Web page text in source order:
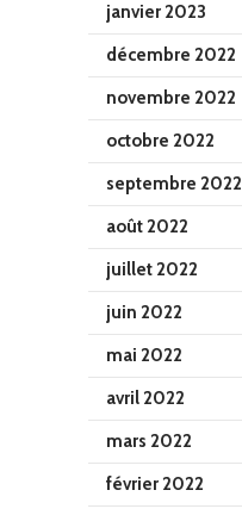
janvier 2023
décembre 2022
novembre 2022
octobre 2022
septembre 2022
août 2022
juillet 2022
juin 2022
mai 2022
avril 2022
mars 2022
février 2022